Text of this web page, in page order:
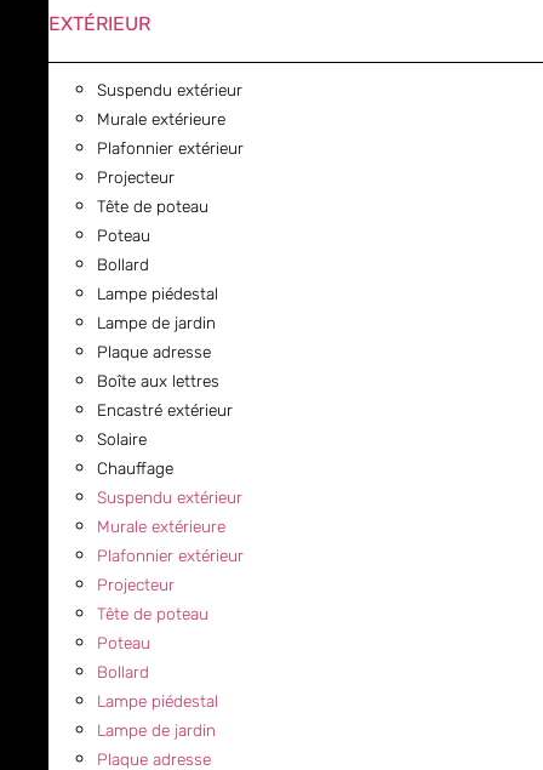
EXTÉRIEUR
Suspendu extérieur
Murale extérieure
Plafonnier extérieur
Projecteur
Tête de poteau
Poteau
Bollard
Lampe piédestal
Lampe de jardin
Plaque adresse
Boîte aux lettres
Encastré extérieur
Solaire
Chauffage
Suspendu extérieur
Murale extérieure
Plafonnier extérieur
Projecteur
Tête de poteau
Poteau
Bollard
Lampe piédestal
Lampe de jardin
Plaque adresse